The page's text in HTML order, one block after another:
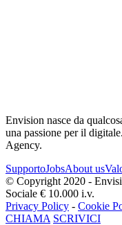
Envision nasce da
una passione per il
Agency.
SupportoJobsAbout us
© Copyright 2020 -
Sociale € 10.000 i.v.
Privacy Policy - Cookie
CHIAMA SCRIVICI